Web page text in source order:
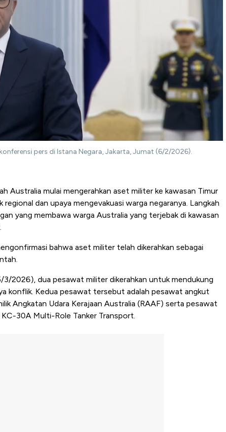
pers di Istana Negara, Jakarta, Jumat (6/2/2026).
Australia mulai mengerahkan aset militer ke kawasan Timur
dan upaya mengevakuasi warga negaranya. Langkah
yang membawa warga Australia yang terjebak di kawasan
bahwa aset militer telah dikerahkan sebagai
3/2026), dua pesawat militer dikerahkan untuk mendukung
konflik. Kedua pesawat tersebut adalah pesawat angkut
Angkatan Udara Kerajaan Australia (RAAF) serta pesawat
30A Multi-Role Tanker Transport.